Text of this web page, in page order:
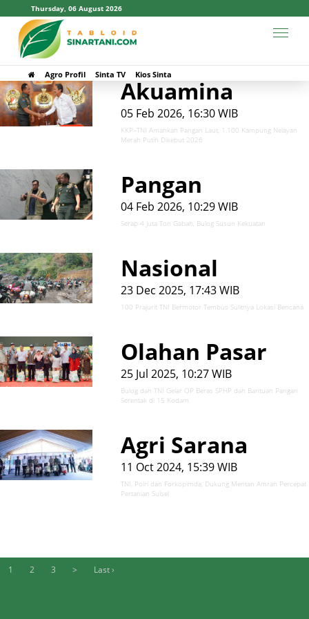
Thursday, 06 August 2026
Agro Profil Sinta TV Kios Sinta
# TNI
Akuamina
05 Feb 2026, 16:30 WIB
KKP–TNI Amankan Pangan Laut, 1.100 Kampung Nelayan
Merah Putih Dikebut 2026
Pangan
04 Feb 2026, 10:29 WIB
Serap 4 Juta Ton Gabah, Bulog Susun Kekuatan
Nasional
23 Dec 2025, 17:43 WIB
100 Prajurit TNI Bermotor Tembus Sulitnya Lokasi Bencana
Olahan Pasar
25 Jul 2025, 10:27 WIB
Bulog dan TNI Gelar OP Beras SPHP dan Bantuan Pangan
Serentak di 15 Kodam
Agri Sarana
11 Oct 2024, 15:39 WIB
TNI, Polri dan Forkopimda, Dukung Mentan Amran Percepat
Pertanian Sulsel
1 2 3 > Last ›